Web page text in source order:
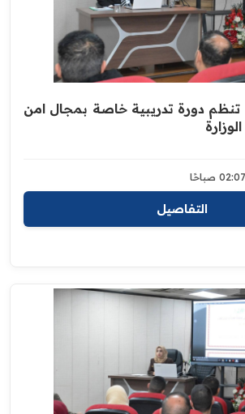
تنظم دورة تدريبية خاصة بمجال امن
التفاصيل